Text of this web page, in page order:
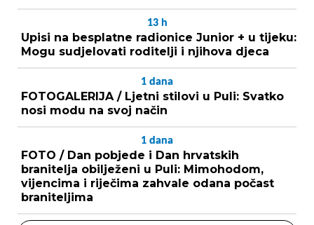
13 h
Upisi na besplatne radionice Junior + u tijeku:
Mogu sudjelovati roditelji i njihova djeca
1 dana
FOTOGALERIJA / Ljetni stilovi u Puli: Svatko
nosi modu na svoj način
1 dana
FOTO / Dan pobjede i Dan hrvatskih
branitelja obilježeni u Puli: Mimohodom,
vijencima i riječima zahvale odana počast
braniteljima